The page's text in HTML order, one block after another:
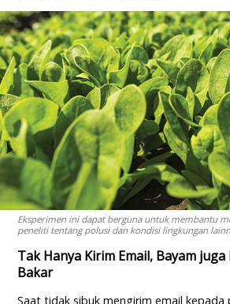
Eksperimen ini dapat berguna untuk membantu
peneliti tentang polusi dan kondisi lingkungan
Tak Hanya Kirim Email, Bayam
Bakar
Saat tidak sibuk mengirim email kepada